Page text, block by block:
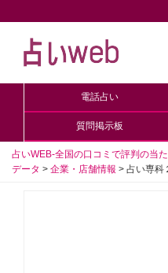
電話占い
質問掲示板
占いWEB-全国の口コミで評判の当
データ > 企業・店舗情報 > 占い専科